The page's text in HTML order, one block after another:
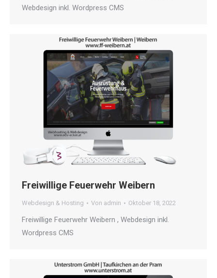
Webdesign inkl. Wordpress CMS
Freiwillige Feuerwehr Weibern
Webdesign & Hosting Von admin Oktober 18, 2022
Freiwillige Feuerwehr Weibern , Webdesign inkl.
Wordpress CMS